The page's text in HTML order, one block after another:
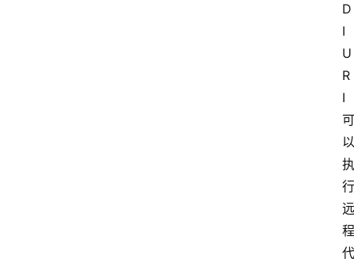
D
I
U
R
I
可
以
执
行
远
程
代